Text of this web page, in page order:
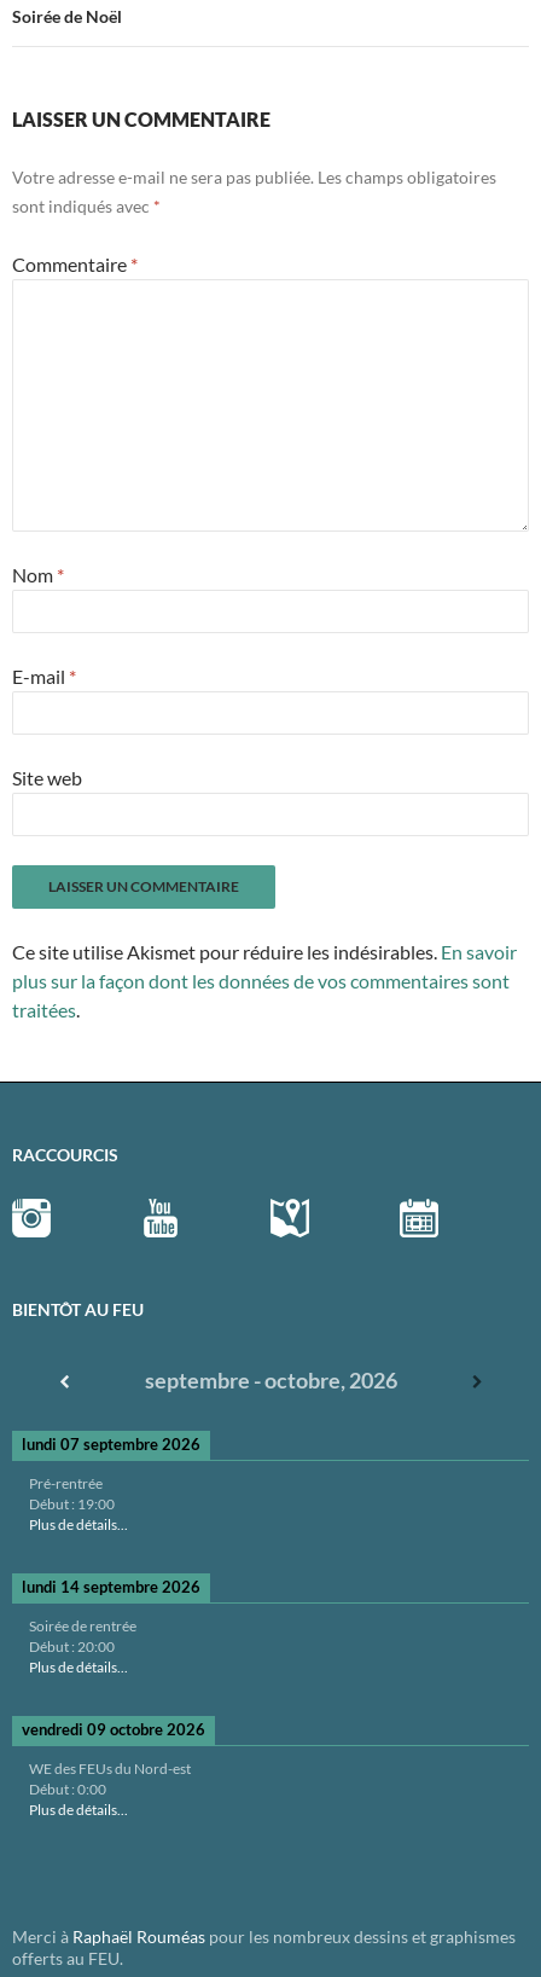
articles
Soirée de Noël
LAISSER UN COMMENTAIRE
Votre adresse e-mail ne sera pas publiée. Les champs obligatoires
sont indiqués avec *
Commentaire *
Nom *
E-mail *
Site web
Ce site utilise Akismet pour réduire les indésirables. En savoir
plus sur la façon dont les données de vos commentaires sont
traitées.
RACCOURCIS
BIENTÔT AU FEU
septembre - octobre, 2026
lundi 07 septembre 2026
Pré-rentrée
Début : 19:00
Plus de détails...
lundi 14 septembre 2026
Soirée de rentrée
Début : 20:00
Plus de détails...
vendredi 09 octobre 2026
WE des FEUs du Nord-est
Début : 0:00
Plus de détails...
Merci à Raphaël Rouméas pour les nombreux dessins et graphismes
offerts au FEU.